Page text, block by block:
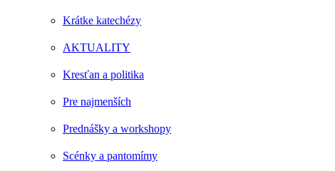
Krátke katechézy
AKTUALITY
Kresťan a politika
Pre najmenších
Prednášky a workshopy
Scénky a pantomímy